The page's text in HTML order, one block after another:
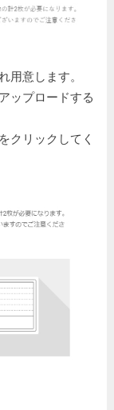
用意します。
ップロードする
をクリックしてく